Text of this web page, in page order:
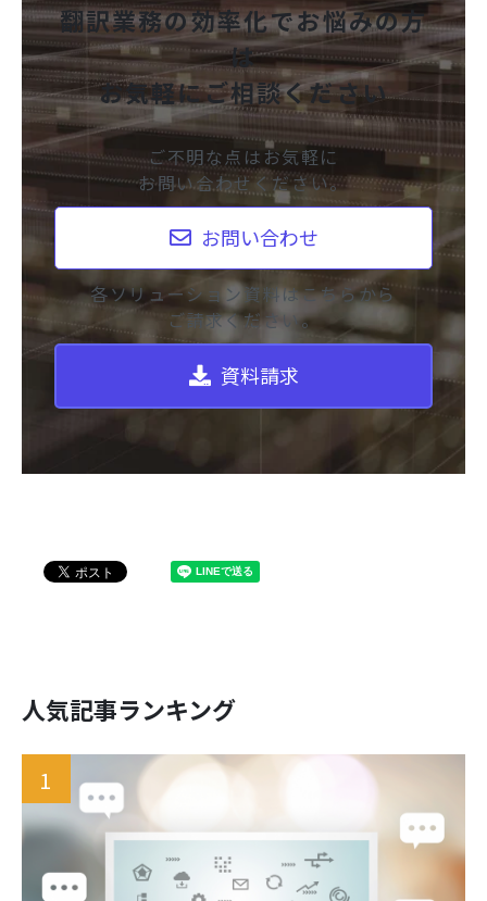
翻訳業務の効率化でお悩みの方
は
お気軽にご相談ください
ご不明な点はお気軽に
お問い合わせください。
お問い合わせ
各ソリューション資料はこちらから
ご請求ください。
資料請求
人気記事ランキング
1